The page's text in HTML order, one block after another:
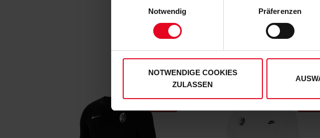
personenbezogenen Daten für die unten jeweils
Soweit Sie „Notwendige Cookies“ auswählen, werden
Notwendig
Präferenzen
NOTWENDIGE COOKIES
ZULASSEN
DAS KÖNNTE